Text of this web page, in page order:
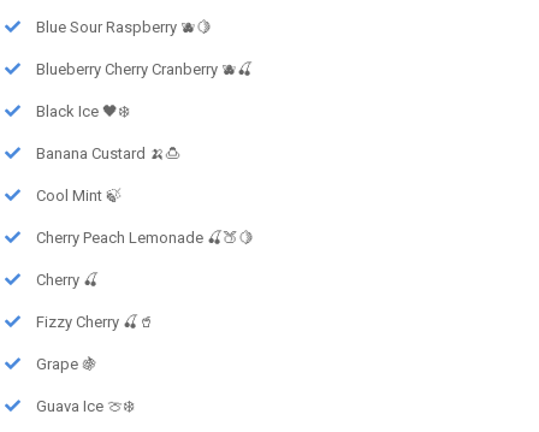
Blue Sour Raspberry 🫐🍋
Blueberry Cherry Cranberry 🫐🍒
Black Ice 🖤❄️
Banana Custard 🍌🍮
Cool Mint 🍃
Cherry Peach Lemonade 🍒🍑🍋
Cherry 🍒
Fizzy Cherry 🍒🥤
Grape 🍇
Guava Ice 🍈❄️